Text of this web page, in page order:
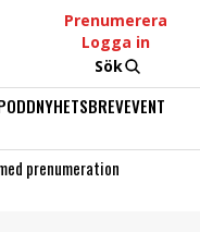
Prenumerera
Logga in
Sök
NYHETSBREVEVENT
prenumeration